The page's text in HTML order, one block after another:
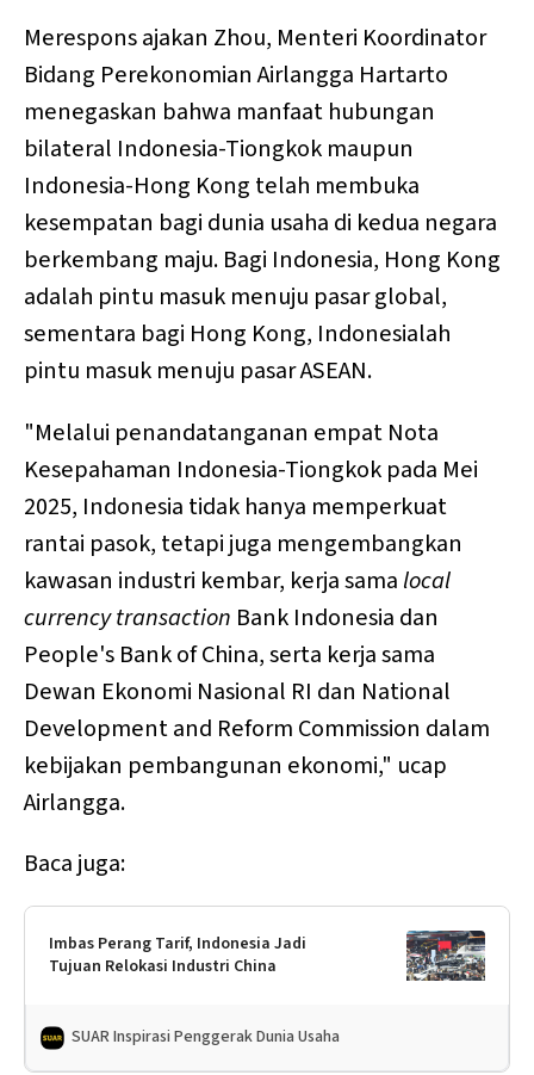
Merespons ajakan Zhou, Menteri Koordinator
Bidang Perekonomian Airlangga Hartarto
menegaskan bahwa manfaat hubungan
bilateral Indonesia-Tiongkok maupun
Indonesia-Hong Kong telah membuka
kesempatan bagi dunia usaha di kedua negara
berkembang maju. Bagi Indonesia, Hong Kong
adalah pintu masuk menuju pasar global,
sementara bagi Hong Kong, Indonesialah
pintu masuk menuju pasar ASEAN.
"Melalui penandatanganan empat Nota
Kesepahaman Indonesia-Tiongkok pada Mei
2025, Indonesia tidak hanya memperkuat
rantai pasok, tetapi juga mengembangkan
kawasan industri kembar, kerja sama local
currency transaction Bank Indonesia dan
People's Bank of China, serta kerja sama
Dewan Ekonomi Nasional RI dan National
Development and Reform Commission dalam
kebijakan pembangunan ekonomi," ucap
Airlangga.
Baca juga:
Imbas Perang Tarif, Indonesia Jadi
Tujuan Relokasi Industri China
SUAR Inspirasi Penggerak Dunia Usaha